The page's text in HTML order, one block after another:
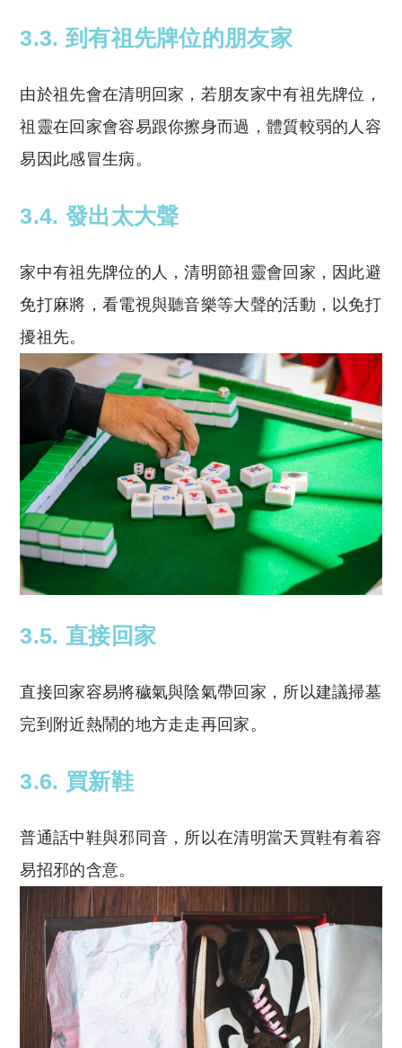
3.3. 到有祖先牌位的朋友家
由於祖先會在清明回家，若朋友家中有祖先牌位，
祖靈在回家會容易跟你擦身而過，體質較弱的人容
易因此感冒生病。
3.4. 發出太大聲
家中有祖先牌位的人，清明節祖靈會回家，因此避
免打麻將，看電視與聽音樂等大聲的活動，以免打
擾祖先。
3.5. 直接回家
直接回家容易將穢氣與陰氣帶回家，所以建議掃墓
完到附近熱鬧的地方走走再回家。
3.6. 買新鞋
普通話中鞋與邪同音，所以在清明當天買鞋有着容
易招邪的含意。